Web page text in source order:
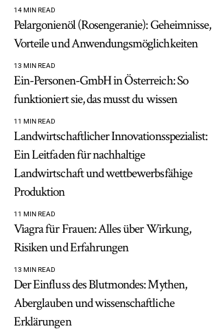
14 MIN READ
Pelargonienöl (Rosengeranie): Geheimnisse,
Vorteile und Anwendungsmöglichkeiten
13 MIN READ
Ein-Personen-GmbH in Österreich: So
funktioniert sie, das musst du wissen
11 MIN READ
Landwirtschaftlicher Innovationsspezialist:
Ein Leitfaden für nachhaltige
Landwirtschaft und wettbewerbsfähige
Produktion
11 MIN READ
Viagra für Frauen: Alles über Wirkung,
Risiken und Erfahrungen
13 MIN READ
Der Einfluss des Blutmondes: Mythen,
Aberglauben und wissenschaftliche
Erklärungen